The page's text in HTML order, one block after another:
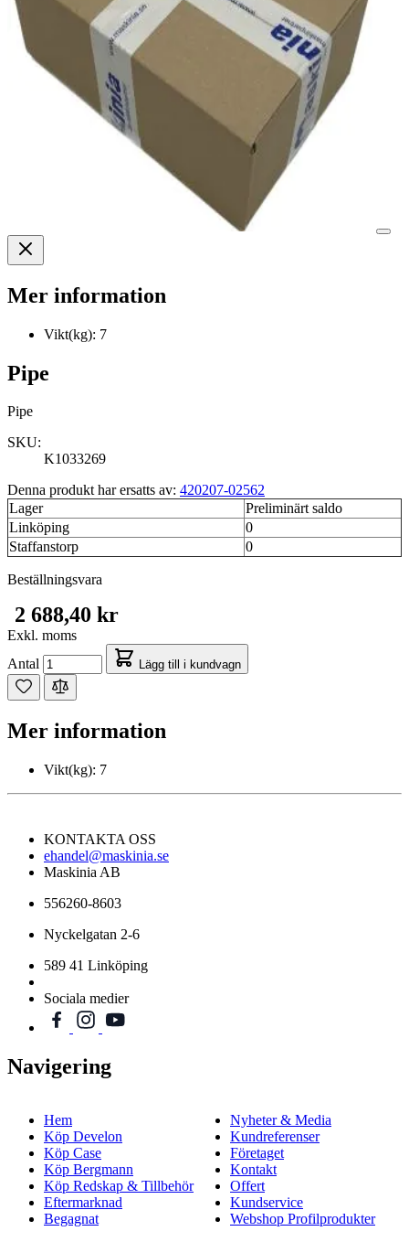
Mer information
Vikt(kg): 7
Pipe
Pipe
SKU:
K1033269
Denna produkt har ersatts av: 420207-02562
Lager
Preliminärt saldo
Linköping
0
Staffanstorp
0
Beställningsvara
2 688,40 kr
Exkl. moms
Antal
Lägg till i kundvagn
Mer information
Vikt(kg): 7
KONTAKTA OSS
ehandel@maskinia.se
Maskinia AB
556260-8603
Nyckelgatan 2-6
589 41 Linköping
Sociala medier
Navigering
Hem
Köp Develon
Köp Case
Köp Bergmann
Köp Redskap & Tillbehör
Eftermarknad
Begagnat
Nyheter & Media
Kundreferenser
Företaget
Kontakt
Offert
Kundservice
Webshop Profilprodukter